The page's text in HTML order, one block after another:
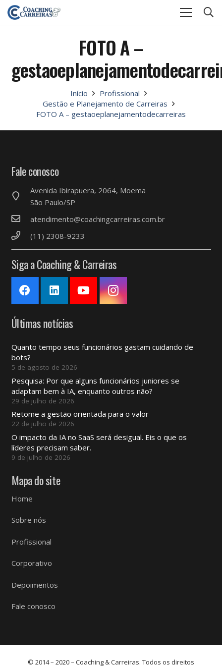
FOTO A –
Início
Profissional
Gestão e Planejamento de Carreiras
FOTO A – gestaoeplanejamentodecarreiras
Fale conosco
Avenida Ibirapuera, 2064, Moema
São Paulo/SP
atendimento@coachingcarreiras.com.br
(11) 2308-9233
Siga a Coaching & Carreiras
Últimas notícias
Quanto tempo seus funcionários gastam cuidando de
bots?
5 de agosto de 2026
Pesquisa: Por que alguns funcionários juniores se
adaptam bem à IA, enquanto outros não?
29 de julho de 2026
Retome a gestão orientada para o valor
22 de julho de 2026
O impacto da IA ​​no SaaS será desigual. Eis o que os
líderes precisam saber.
9 de julho de 2026
Mapa do site
Home
Sobre nós
Profissional
Corporativo
Depoimentos
Fale conosco
© 2014 – 2020 – Coaching & Carreiras. Todos os direitos